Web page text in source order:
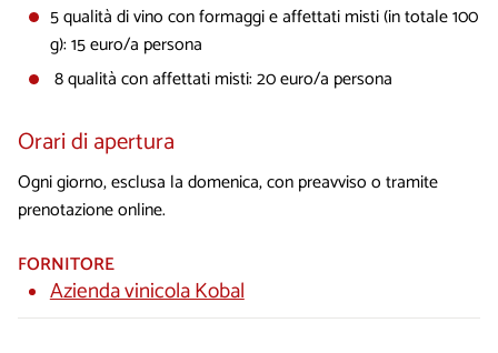
5 qualità di vino con formaggi e affettati misti (in totale 100
g): 15 euro/a persona
8 qualità con affettati misti: 20 euro/a persona
Orari di apertura
Ogni giorno, esclusa la domenica, con preavviso o tramite
prenotazione online.
FORNITORE
Azienda vinicola Kobal